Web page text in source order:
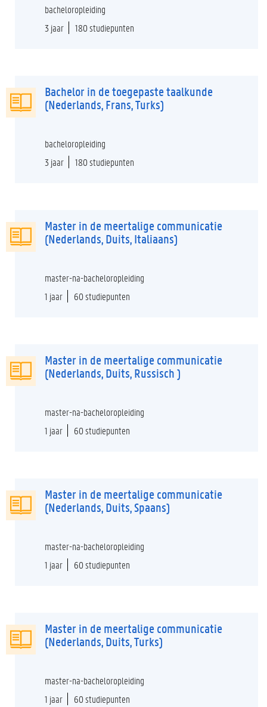
bacheloropleiding
3 jaar
180 studiepunten
Bachelor in de toegepaste taalkunde
(Nederlands, Frans, Turks)
bacheloropleiding
3 jaar
180 studiepunten
Master in de meertalige communicatie
(Nederlands, Duits, Italiaans)
master-na-bacheloropleiding
1 jaar
60 studiepunten
Master in de meertalige communicatie
(Nederlands, Duits, Russisch )
master-na-bacheloropleiding
1 jaar
60 studiepunten
Master in de meertalige communicatie
(Nederlands, Duits, Spaans)
master-na-bacheloropleiding
1 jaar
60 studiepunten
Master in de meertalige communicatie
(Nederlands, Duits, Turks)
master-na-bacheloropleiding
1 jaar
60 studiepunten